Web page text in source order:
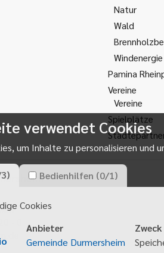
Natur
Wald
Windenergie
Pamina
Vereine
Vereine
Spielplätze
verwendet Cookies
um Inhalte zu personalisieren und
3) Bedienhilfen (0/1)
Cookies
Anbieter Zweck
Gemeinde Durmersheim